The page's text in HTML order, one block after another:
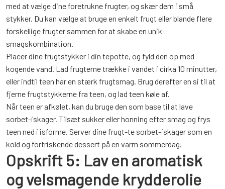
med at vælge dine foretrukne frugter, og skær dem i små
stykker. Du kan vælge at bruge en enkelt frugt eller blande flere
forskellige frugter sammen for at skabe en unik
smagskombination.
Placer dine frugtstykker i din tepotte, og fyld den op med
kogende vand. Lad frugterne trække i vandet i cirka 10 minutter,
eller indtil teen har en stærk frugtsmag. Brug derefter en si til at
fjerne frugtstykkerne fra teen, og lad teen køle af.
Når teen er afkølet, kan du bruge den som base til at lave
sorbet-iskager. Tilsæt sukker eller honning efter smag og frys
teen ned i isforme. Server dine frugt-te sorbet-iskager som en
kold og forfriskende dessert på en varm sommerdag.
Opskrift 5: Lav en aromatisk
og velsmagende krydderolie